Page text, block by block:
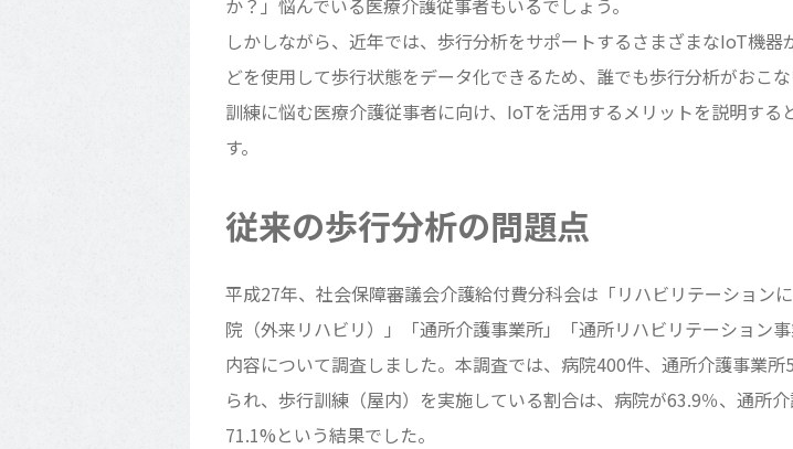
しかしながら、近年では、歩行分析をサポートするさまざまなIoT機
どを使用して歩行状態をデータ化できるため、誰でも歩行分析がおこ
訓練に悩む医療介護従事者に向け、IoTを活用するメリットを説明す
す。
従来の歩行分析の問題点
平成27年、社会保障審議会介護給付費分科会は「リハビリテーション
院（外来リハビリ）」「通所介護事業所」「通所リハビリテーション
内容について調査しました。本調査では、病院400件、通所介護事業
られ、歩行訓練（屋内）を実施している割合は、病院が63.9％、通所
71.1%という結果でした。